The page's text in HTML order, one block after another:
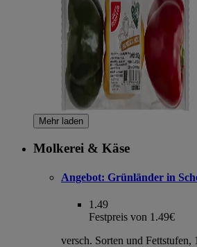
Mehr laden
Molkerei & Käse
Angebot: Grünländer in
1.49
Festpreis von 1.49€
versch. Sorten und